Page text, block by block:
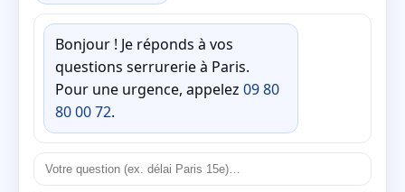
Bonjour ! Je réponds à vos
questions serrurerie à Paris.
Pour une urgence, appelez 09 80
80 00 72.